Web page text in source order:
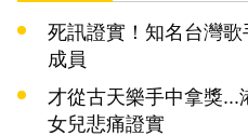
死訊證實！知名台灣
成員
才從古天樂手中拿獎...
女兒悲痛證實